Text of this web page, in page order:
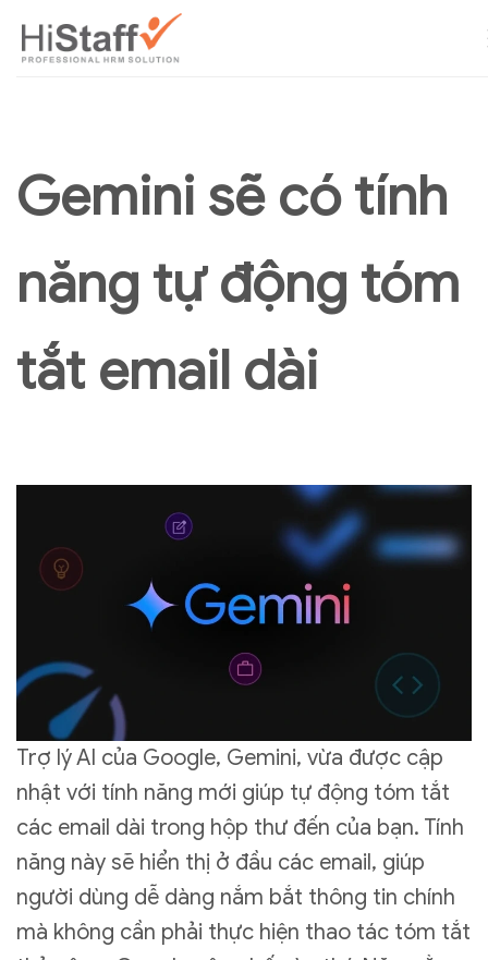
Gemini sẽ có tính
năng tự động tóm
tắt email dài
Trợ lý AI của Google, Gemini, vừa được cập
nhật với tính năng mới giúp tự động tóm tắt
các email dài trong hộp thư đến của bạn. Tính
năng này sẽ hiển thị ở đầu các email, giúp
người dùng dễ dàng nắm bắt thông tin chính
mà không cần phải thực hiện thao tác tóm tắt